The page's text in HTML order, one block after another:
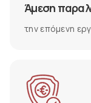
Άμεση
την επόμενη